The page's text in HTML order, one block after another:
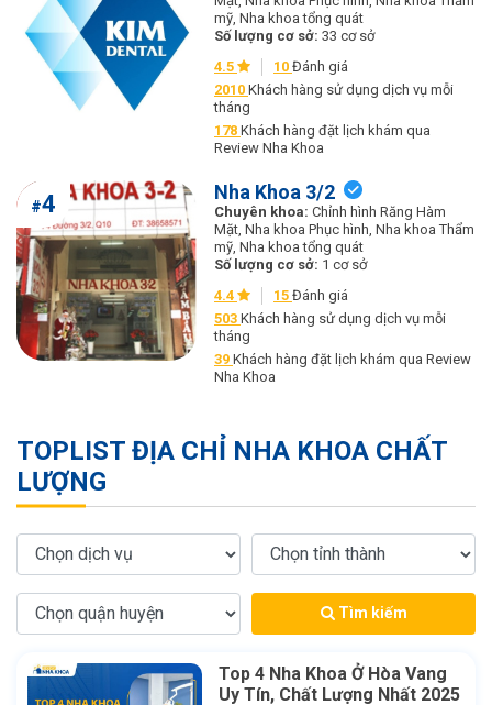
mỹ, Nha khoa tổng quát
Số lượng cơ sở: 33 cơ sở
4.5
10 Đánh giá
2010 Khách hàng sử dụng dịch vụ mỗi
tháng
178 Khách hàng đặt lịch khám qua
Review Nha Khoa
#4 Nha Khoa 3/2
Chuyên khoa: Chỉnh hình Răng Hàm
Mặt, Nha khoa Phục hình, Nha khoa Thẩm
mỹ, Nha khoa tổng quát
Số lượng cơ sở: 1 cơ sở
4.4
15 Đánh giá
503 Khách hàng sử dụng dịch vụ mỗi
tháng
39 Khách hàng đặt lịch khám qua Review
Nha Khoa
TOPLIST ĐỊA CHỈ NHA KHOA CHẤT
LƯỢNG
Tìm kiếm
Top 4 Nha Khoa Ở Hòa Vang
Uy Tín, Chất Lượng Nhất 2025